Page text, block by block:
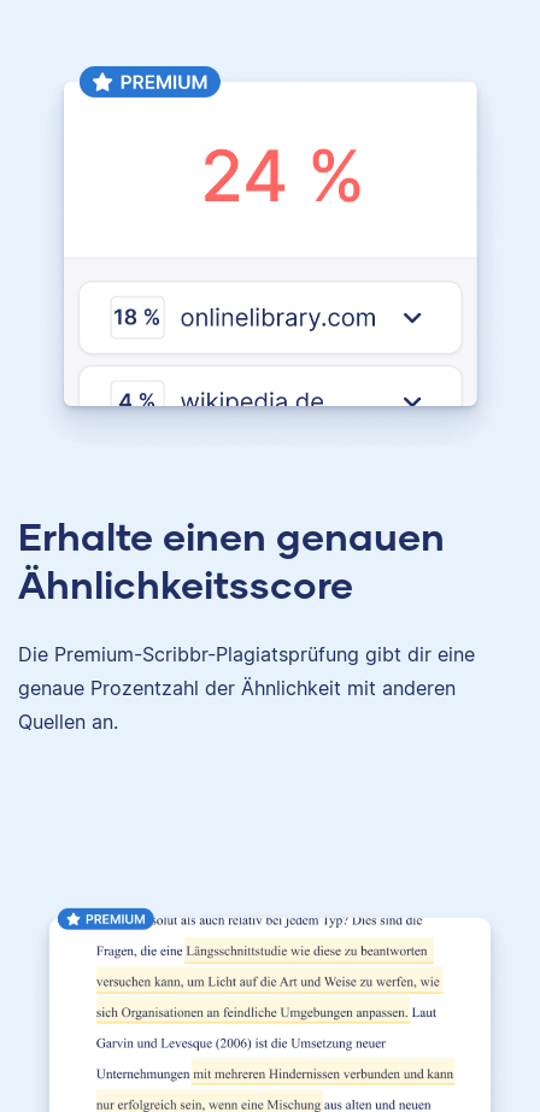
Erhalte einen genauen
Ähnlichkeitsscore
Die Premium-Scribbr-Plagiatsprüfung gibt dir eine
genaue Prozentzahl der Ähnlichkeit mit anderen
Quellen an.